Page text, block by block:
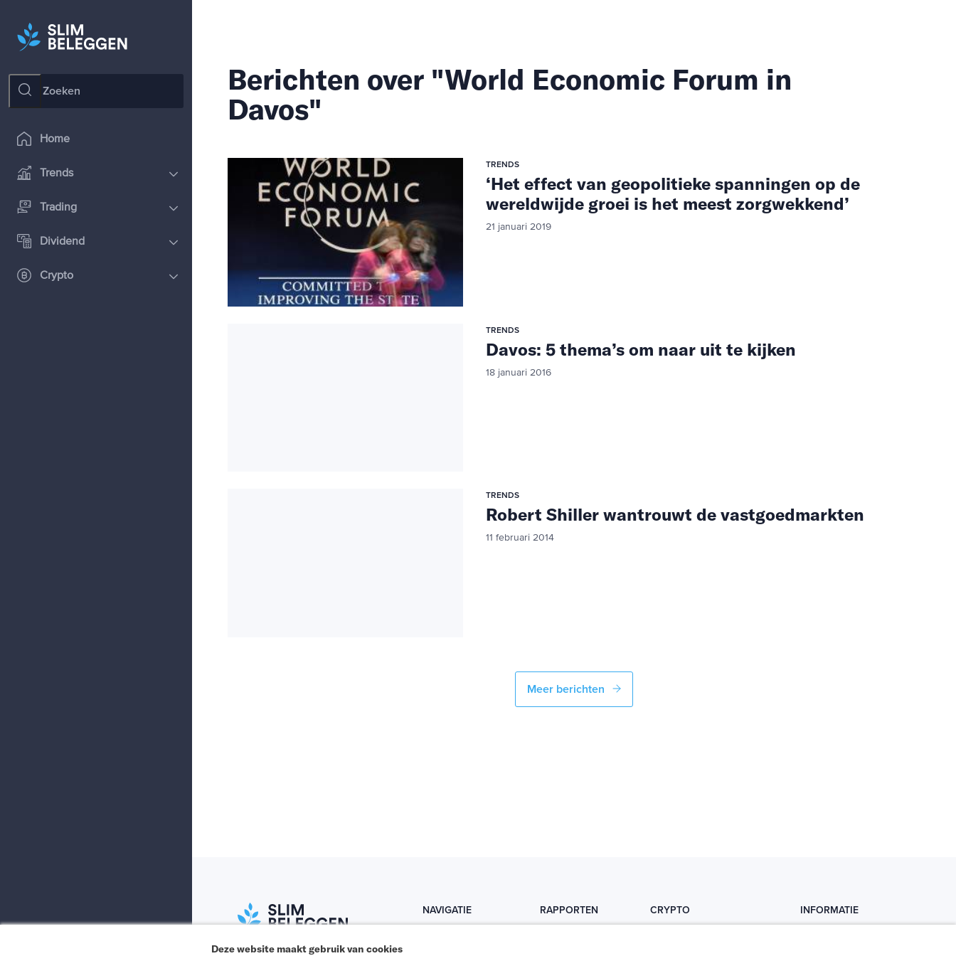
Home
Trends
Trading
Dividend
Crypto
Berichten over "World Economic Forum in
Davos"
TRENDS
‘Het effect van geopolitieke spanningen op de
wereldwijde groei is het meest zorgwekkend’
21 januari 2019
TRENDS
Davos: 5 thema’s om naar uit te kijken
18 januari 2016
TRENDS
Robert Shiller wantrouwt de vastgoedmarkten
11 februari 2014
Meer berichten
NAVIGATIE RAPPORTEN CRYPTO INFORMATIE
Deze website maakt gebruik van cookies